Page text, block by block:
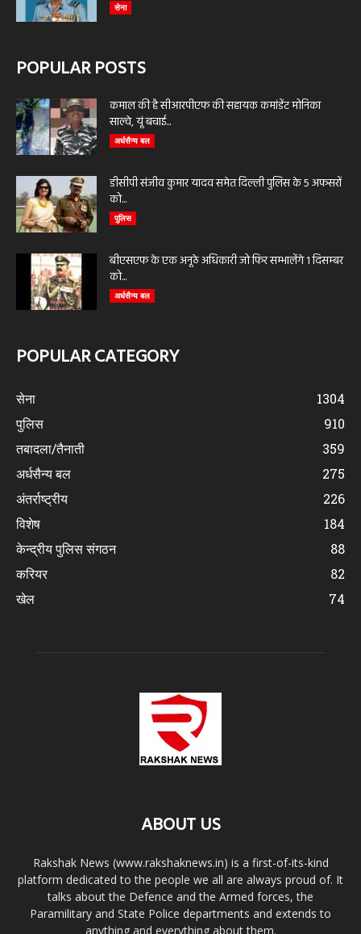
सेना
POPULAR POSTS
कमाल की है सीआरपीएफ की सहायक कमांडेंट मोनिका
साल्वे, यूं बचाई...
अर्धसैन्य बल
डीसीपी संजीव कुमार यादव समेत दिल्ली पुलिस के 5 अफसरों
को...
पुलिस
बीएसएफ के एक अनूठे अधिकारी जो फिर सम्भालेंगे 1 दिसम्बर
को...
अर्धसैन्य बल
POPULAR CATEGORY
सेना
1304
पुलिस
910
तबादला/तैनाती
359
अर्धसैन्य बल
275
अंतर्राष्ट्रीय
226
विशेष
184
केन्द्रीय पुलिस संगठन
88
करियर
82
खेल
74
ABOUT US
Rakshak News (www.rakshaknews.in) is a first-of-its-kind
platform dedicated to the people we all are always proud of. It
talks about the Defence and the Armed forces, the
Paramilitary and State Police departments and extends to
anything and everything about them.